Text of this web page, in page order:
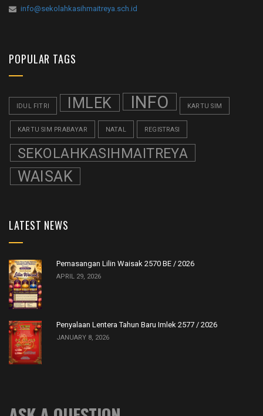
info@sekolahkasihmaitreya.sch.id
POPULAR TAGS
IDUL FITRI IMLEK INFO KARTU SIM
KARTU SIM PRABAYAR NATAL REGISTRASI
SEKOLAHKASIHMAITREYA
WAISAK
LATEST NEWS
Pemasangan Lilin Waisak 2570 BE / 2026
APRIL 29, 2026
Penyalaan Lentera Tahun Baru Imlek 2577 / 2026
JANUARY 8, 2026